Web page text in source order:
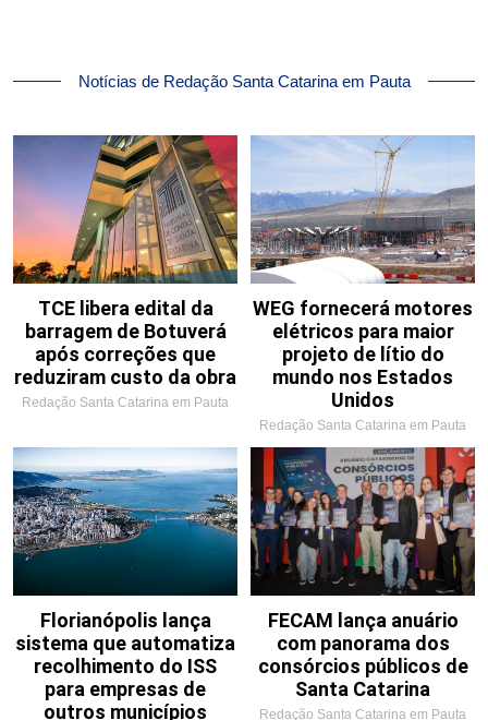
Notícias de Redação Santa Catarina em Pauta
TCE libera edital da
barragem de Botuverá
após correções que
reduziram custo da obra
Redação Santa Catarina em Pauta
WEG fornecerá motores
elétricos para maior
projeto de lítio do
mundo nos Estados
Unidos
Redação Santa Catarina em Pauta
Florianópolis lança
sistema que automatiza
recolhimento do ISS
para empresas de
outros municípios
FECAM lança anuário
com panorama dos
consórcios públicos de
Santa Catarina
Redação Santa Catarina em Pauta